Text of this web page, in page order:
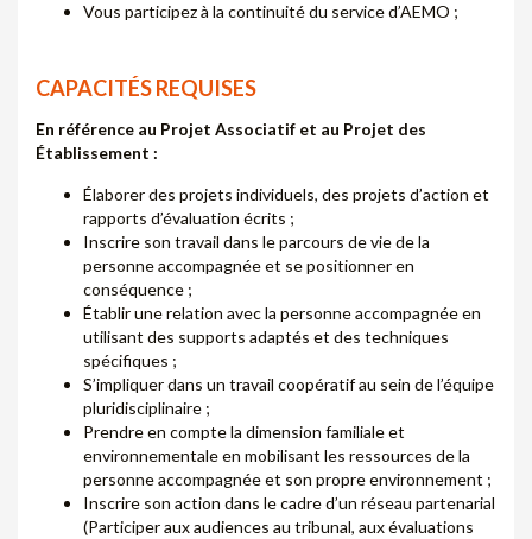
Vous participez à la continuité du service d’AEMO ;
CAPACITÉS REQUISES
En référence au Projet Associatif et au Projet des
Établissement :
Élaborer des projets individuels, des projets d’action et
rapports d’évaluation écrits ;
Inscrire son travail dans le parcours de vie de la
personne accompagnée et se positionner en
conséquence ;
Établir une relation avec la personne accompagnée en
utilisant des supports adaptés et des techniques
spécifiques ;
S’impliquer dans un travail coopératif au sein de l’équipe
pluridisciplinaire ;
Prendre en compte la dimension familiale et
environnementale en mobilisant les ressources de la
personne accompagnée et son propre environnement ;
Inscrire son action dans le cadre d’un réseau partenarial
(Participer aux audiences au tribunal, aux évaluations